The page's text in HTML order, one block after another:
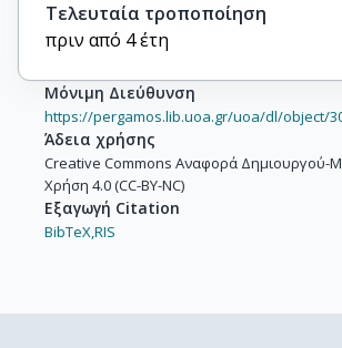
Τελευταία τροποποίηση
πριν από 4 έτη
Μόνιμη Διεύθυνση
https://pergamos.lib.uoa.gr/uoa/dl/object/
Άδεια χρήσης
Creative Commons Αναφορά Δημιουργού-
Χρήση 4.0 (CC-BY-NC)
Εξαγωγή Citation
BibTeX,RIS